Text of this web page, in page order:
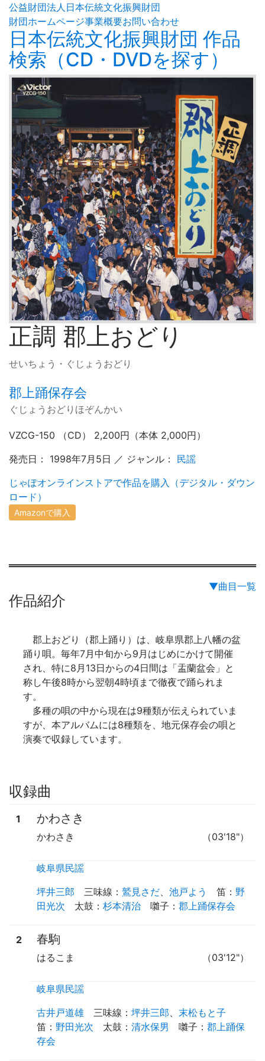
公益財団法人日本伝統文化振興財団
財団ホームページ事業概要お問い合わせ
日本伝統文化振興財団 作品
検索（CD・DVDを探す）
正調 郡上おどり
せいちょう・ぐじょうおどり
郡上踊保存会
ぐじょうおどりほぞんかい
VZCG-150 （CD） 2,200円（本体 2,000円）
発売日： 1998年7月5日 ／ ジャンル： 民謡
じゃぽオンラインストアで作品を購入（デジタル・ダウン
ロード）
Amazonで購入
▼曲目一覧
作品紹介
郡上おどり（郡上踊り）は、岐阜県郡上八幡の盆
踊り唄。毎年7月中旬から9月はじめにかけて開催
され、特に8月13日からの4日間は「盂蘭盆会」と
称し午後8時から翌朝4時頃まで徹夜で踊られま
す。
多種の唄の中から現在は9種類が伝えられていま
すが、本アルバムには8種類を、地元保存会の唄と
演奏で収録しています。
収録曲
1 かわさき
（03'18"）
かわさき
岐阜県民謡
坪井三郎
三味線 ： 鷲見さだ 池戸よう 笛 ： 野
田光次
太鼓 ： 杉本清治 囃子 ： 郡上踊保存会
2 春駒
（03'12"）
はるこま
岐阜県民謡
古井戸道雄
三味線 ： 坪井三郎
末松もと子
笛 ： 野田光次 太鼓 ： 清水保男 囃子 ： 郡上踊保
存会